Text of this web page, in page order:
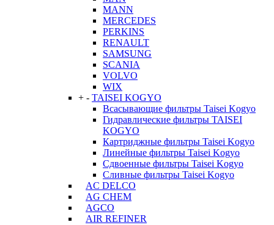
MANN
MERCEDES
PERKINS
RENAULT
SAMSUNG
SCANIA
VOLVO
WIX
+ - TAISEI KOGYO
Всасывающие фильтры Taisei Kogyo
Гидравлические фильтры TAISEI
KOGYO
Картриджные фильтры Taisei Kogyo
Линейные фильтры Taisei Kogyo
Сдвоенные фильтры Taisei Kogyo
Сливные фильтры Taisei Kogyo
AC DELCO
AG CHEM
AGCO
AIR REFINER